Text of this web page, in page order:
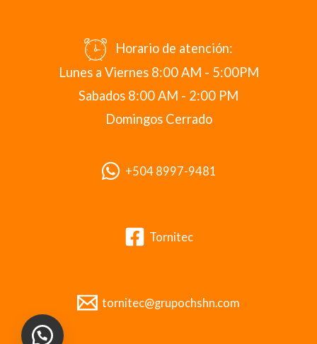
Horario de atención:
Lunes a Viernes 8:00 AM - 5:00PM
Sabados 8:00 AM - 2:00 PM
Domingos Cerrado
+504 8997-9481
Tornitec
tornitec@grupochshn.com